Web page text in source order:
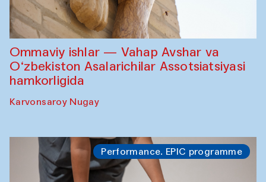
Ommaviy ishlar — Vahap Avshar va
O‘zbekiston Asalarichilar Assotsiatsiyasi
hamkorligida
Karvonsaroy Nugay
Performance. EPIC programme